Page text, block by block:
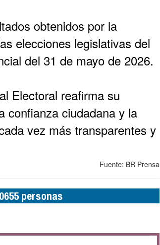
obtenidos por la
elecciones legislativas del
del 31 de mayo de 2026.
Electoral reafirma su
confianza ciudadana y la
vez más transparentes y
Fuente: BR Prensa
personas